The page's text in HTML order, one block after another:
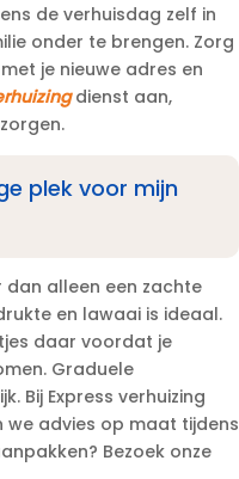
de verhuisdag zelf in
onder te brengen.​ Zorg
je nieuwe adres en
dienst aan,
plek voor mijn
dan alleen een zachte
en lawaai is ideaal.​
daar voordat je
Graduele
Bij Express verhuizing
we advies op maat tijdens
Bezoek onze